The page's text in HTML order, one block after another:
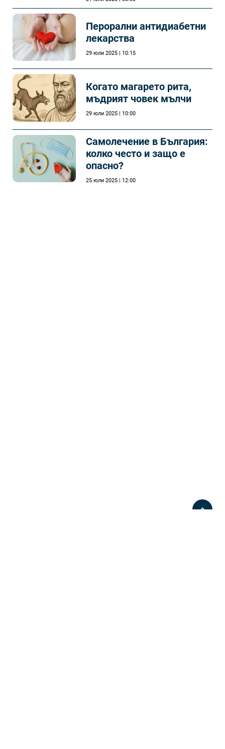
Перорални антидиабетни
лекарства
29 юли 2025 | 10:15
Когато магарето рита,
мъдрият човек мълчи
29 юли 2025 | 10:00
Самолечeние в България:
колко често и защо е
опасно?
25 юли 2025 | 12:00